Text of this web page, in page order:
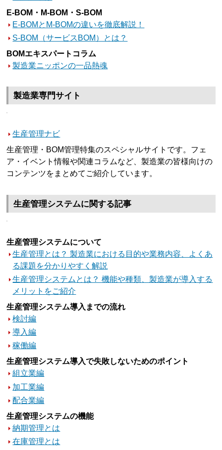
E-BOM・M-BOM・S-BOM
E-BOMとM-BOMの違いを徹底解説！
S-BOM（サービスBOM）とは？
BOMエキスパートコラム
製造業ニッポンの一品熱魂
製造業専門サイト
生産管理ナビ
生産管理・BOM管理特集のスペシャルサイトです。フェ
ア・イベント情報や関連コラムなど、製造業の皆様向けの
コンテンツをまとめてご紹介しています。
生産管理システムに関する記事
生産管理システムについて
生産管理とは？ 製造業における目的や業務内容、よくあ
る課題を分かりやすく解説
生産管理システムとは？ 機能や種類、製造業が導入する
メリットをご紹介
生産管理システム導入までの流れ
検討編
導入編
稼働編
生産管理システム導入で失敗しないためのポイント
組立業編
加工業編
配合業編
生産管理システムの機能
納期管理とは
在庫管理とは